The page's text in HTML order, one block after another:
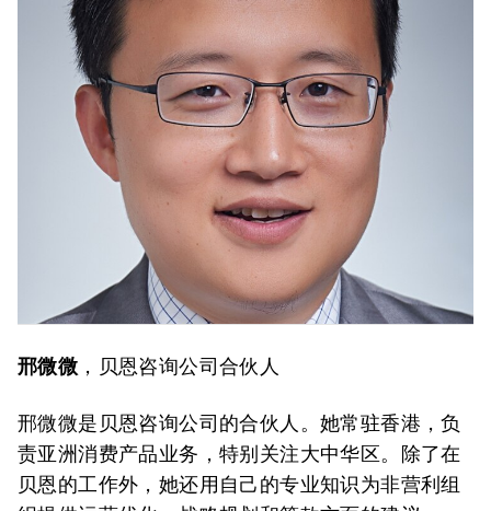
邢微微 ，贝恩咨询公司合伙人
邢微微是贝恩咨询公司的合伙人。她常驻香港，负
责亚洲消费产品业务，特别关注大中华区。除了在
贝恩的工作外，她还用自己的专业知识为非营利组